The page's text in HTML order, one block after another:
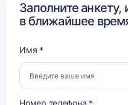
Заполните
в ближайшее
Имя *
Номер телефона *